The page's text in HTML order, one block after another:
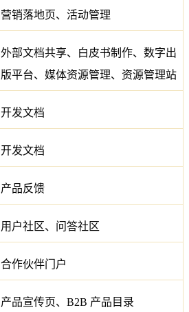
营销落地页、活动管理
外部文档共享、白皮书制作、数字出
版平台、媒体资源管理、资源管理站
开发文档
开发文档
产品反馈
用户社区、问答社区
合作伙伴门户
产品宣传页、B2B 产品目录